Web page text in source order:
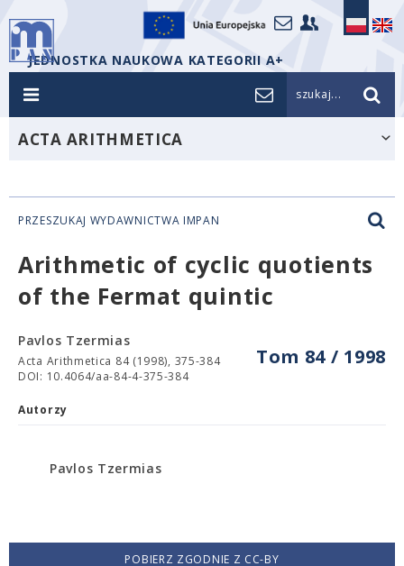
JEDNOSTKA NAUKOWA KATEGORII A+
szukaj...
ACTA ARITHMETICA
PRZESZUKAJ WYDAWNICTWA IMPAN
Arithmetic of cyclic quotients
of the Fermat quintic
Tom 84 / 1998
Pavlos Tzermias
Acta Arithmetica 84 (1998), 375-384
DOI: 10.4064/aa-84-4-375-384
Autorzy
Pavlos Tzermias
POBIERZ ZGODNIE Z CC-BY